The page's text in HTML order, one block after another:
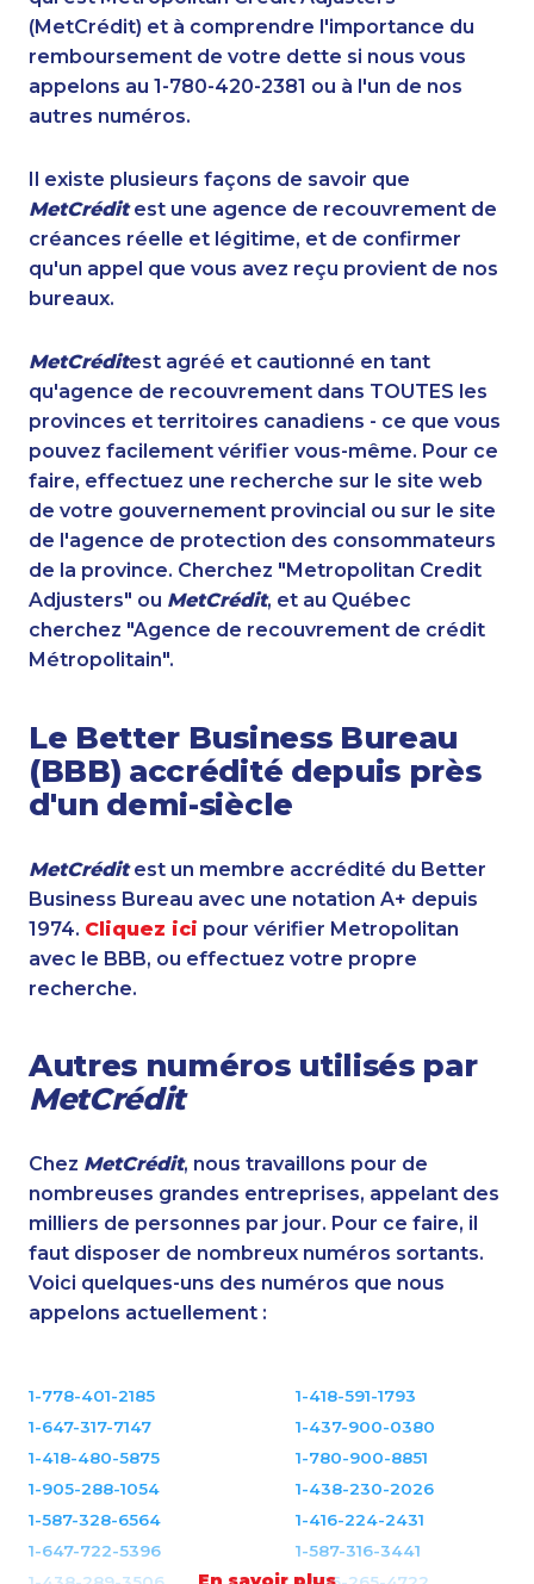
(MetCrédit) et à comprendre l'importance du
remboursement de votre dette si nous vous
appelons au 1-780-420-2381 ou à l'un de nos
autres numéros.
Il existe plusieurs façons de savoir que
MetCréditest une agence de recouvrement de
créances réelle et légitime, et de confirmer
qu'un appel que vous avez reçu provient de nos
bureaux.
MetCréditest agréé et cautionné en tant
qu'agence de recouvrement dans TOUTES les
provinces et territoires canadiens - ce que vous
pouvez facilement vérifier vous-même. Pour ce
faire, effectuez une recherche sur le site web
de votre gouvernement provincial ou sur le site
de l'agence de protection des consommateurs
de la province. Cherchez "Metropolitan Credit
Adjusters" ou MetCrédit, et au Québec
cherchez "Agence de recouvrement de crédit
Métropolitain".
Le Better Business Bureau
(BBB) accrédité depuis près
d'un demi-siècle
MetCréditest un membre accrédité du Better
Business Bureau avec une notation A+ depuis
1974. Cliquez ici pour vérifier Metropolitan
avec le BBB, ou effectuez votre propre
recherche.
Autres numéros utilisés par
MetCrédit
Chez MetCrédit, nous travaillons pour de
nombreuses grandes entreprises, appelant des
milliers de personnes par jour. Pour ce faire, il
faut disposer de nombreux numéros sortants.
Voici quelques-uns des numéros que nous
appelons actuellement :
1-778-401-2185
1-418-591-1793
1-647-317-7147
1-437-900-0380
1-418-480-5875
1-780-900-8851
1-905-288-1054
1-438-230-2026
1-587-328-6564
1-416-224-2431
1-647-722-5396
1-587-316-3441